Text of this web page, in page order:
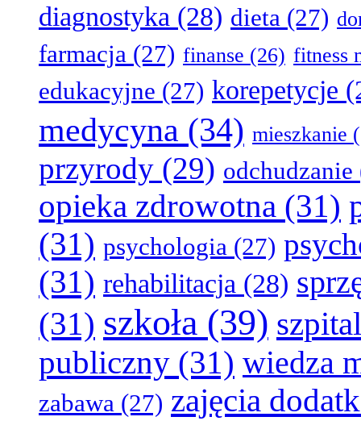
diagnostyka (28) dieta (27)
farmacja (27) finanse (26) fitness
edukacyjne (27) korepetycje
medycyna (34) mieszkanie
przyrody (29) odchudzanie
opieka zdrowotna (31)
(31) psychologia (27)
(31) rehabilitacja (28)
(31) szkoła (39) szpital
publiczny (31) wiedza
zabawa (27) zajęcia